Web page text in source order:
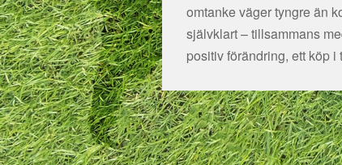
omtanke väger tyngre än
självklart – tillsammans
positiv förändring, ett köp i